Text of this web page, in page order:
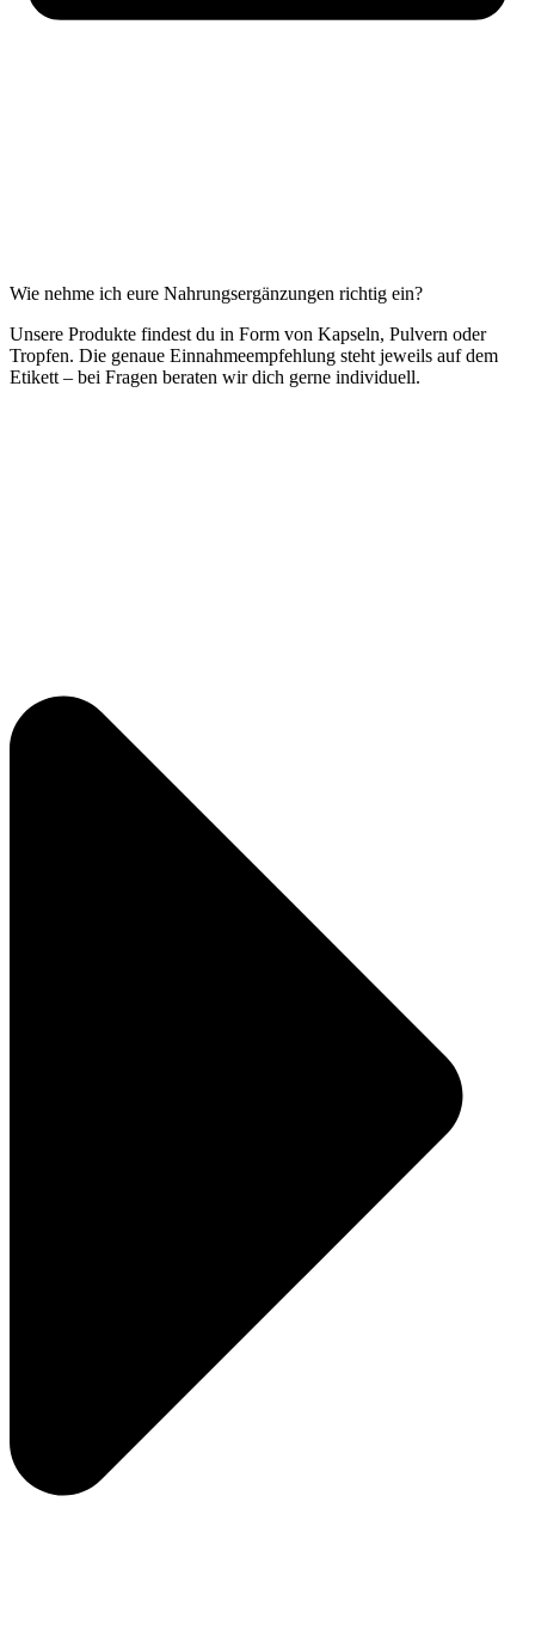
Wie nehme ich eure Nahrungsergänzungen richtig ein?
Unsere Produkte findest du in Form von Kapseln, Pulvern oder
Tropfen. Die genaue Einnahmeempfehlung steht jeweils auf dem
Etikett – bei Fragen beraten wir dich gerne individuell.